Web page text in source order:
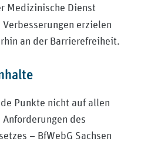
Medizinische Dienst
erzielen
an der Barrierefreiheit.
Punkte nicht auf allen
des
– BfWebG Sachsen